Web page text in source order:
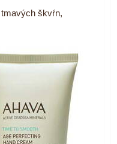
škvŕn,